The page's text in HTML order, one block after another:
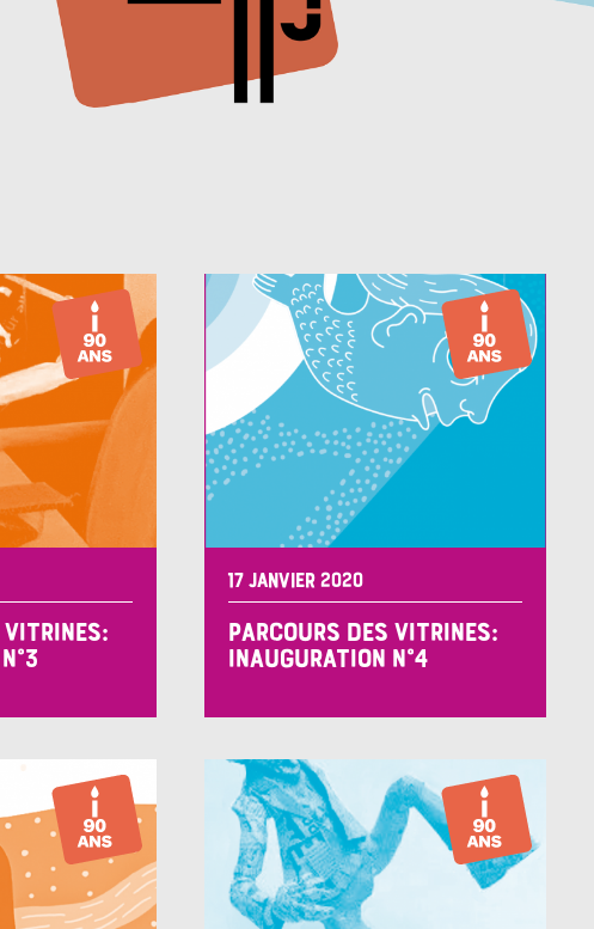
VITRINES:
17 JANVIER 2020
PARCOURS DES VITRINES:
INAUGURATION N°4